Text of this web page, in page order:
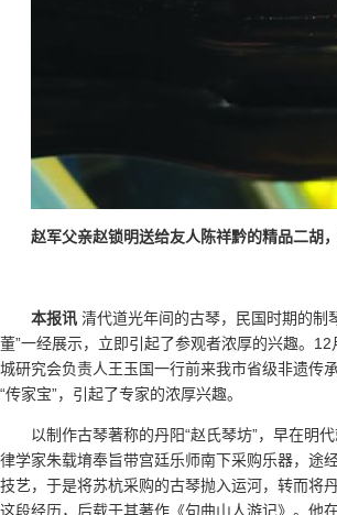
赵军父亲赵锁明送给友人陈祥黔的精品二胡
本报讯 清代道光年间的古琴，民国时期的
董”一经展示，立即引起了参观者浓厚的兴趣。
城研究会负责人王玉国一行前来我市省级非遗传
“传家宝”，引起了专家的浓厚兴趣。
以制作古琴著称的丹阳“赵氏琴坊”，早在明
律学家朱载堉奉旨带宫廷乐师南下采购乐器，途
技艺，于是将苏杭采购的古琴抛入运河，转而将
这段经历，后载于其著作《句曲山人游记》。他